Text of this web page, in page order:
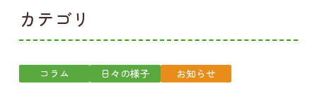
カテゴリ
コラム 日々の様子 お知らせ